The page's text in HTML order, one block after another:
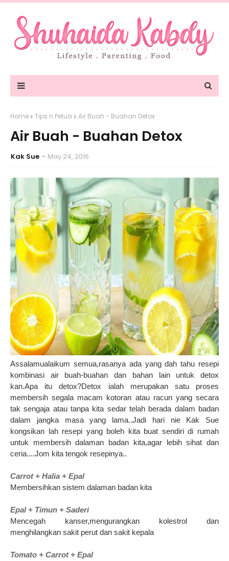
Home Tips n Petua Air Buah - Buahan Detox
Air Buah - Buahan Detox
Kak Sue May 24, 2016
Assalamualaikum semua,rasanya ada yang dah tahu resepi
kombinasi air buah-buahan dan bahan lain untuk detox
kan.Apa itu detox?Detox ialah merupakan satu proses
membersih segala macam kotoran atau racun yang secara
tak sengaja atau tanpa kita sedar telah berada dalam badan
dalam jangka masa yang lama..Jadi hari nie Kak Sue
kongsikan lah resepi yang boleh kita buat sendiri di rumah
untuk membersih dalaman badan kita,agar lebih sihat dan
ceria....Jom kita tengok resepinya..
Carrot + Halia + Epal
Membersihkan sistem dalaman badan kita
Epal + Timun + Saderi
Mencegah kanser,mengurangkan kolestrol dan
menghilangkan sakit perut dan sakit kepala
Tomato + Carrot + Epal